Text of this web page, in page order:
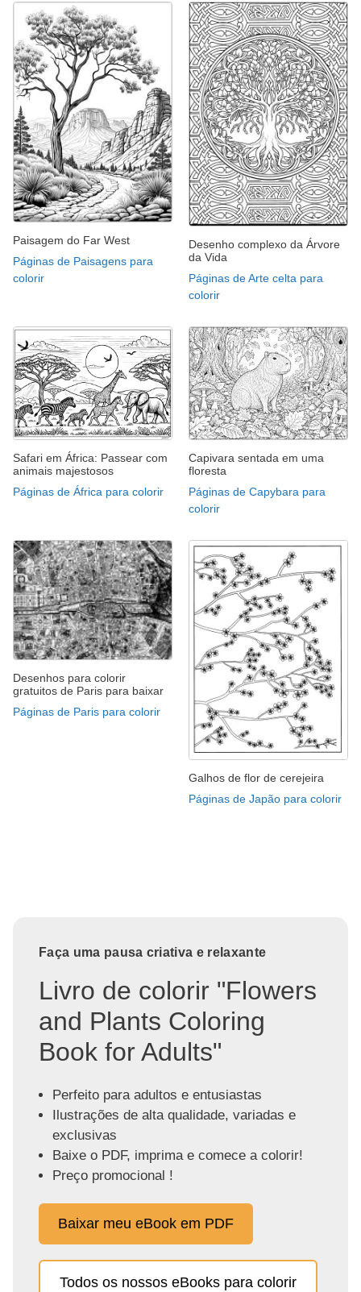
Paisagem do Far West
Páginas de Paisagens para
colorir
Desenho complexo da Árvore
da Vida
Páginas de Arte celta para
colorir
Safari em África: Passear com
animais majestosos
Páginas de África para colorir
Capivara sentada em uma
floresta
Páginas de Capybara para
colorir
Desenhos para colorir
gratuitos de Paris para baixar
Páginas de Paris para colorir
Galhos de flor de cerejeira
Páginas de Japão para colorir
Faça uma pausa criativa e relaxante
Livro de colorir "Flowers
and Plants Coloring
Book for Adults"
Perfeito para adultos e entusiastas
Ilustrações de alta qualidade, variadas e
exclusivas
Baixe o PDF, imprima e comece a colorir!
Preço promocional !
Baixar meu eBook em PDF
Todos os nossos eBooks para colorir